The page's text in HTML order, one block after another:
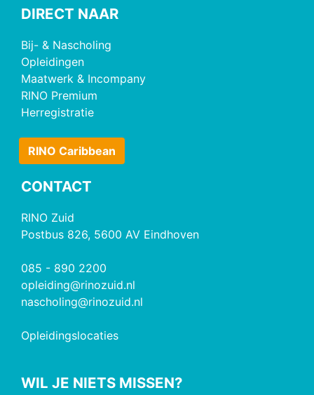
DIRECT NAAR
Bij- & Nascholing
Opleidingen
Maatwerk & Incompany
RINO Premium
Herregistratie
RINO Caribbean
CONTACT
RINO Zuid
Postbus 826, 5600 AV Eindhoven
085 - 890 2200
opleiding@rinozuid.nl
nascholing@rinozuid.nl
Opleidingslocaties
WIL JE NIETS MISSEN?